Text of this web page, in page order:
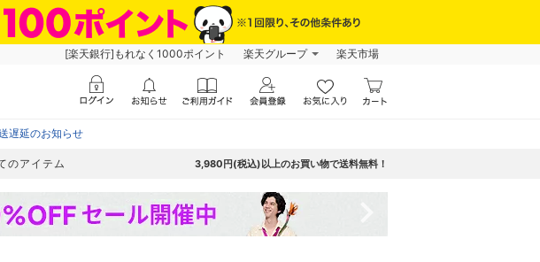
[楽天銀行]もれなく1000ポイント 楽天グループ 楽天市場
遅延のお知らせ
のアイテム 3,980円(税込)以上のお買い物で送料無料！